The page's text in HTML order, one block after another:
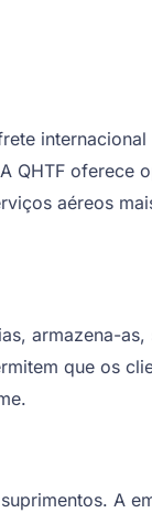
QHTF oferece
aéreos
armazena-
que os
A